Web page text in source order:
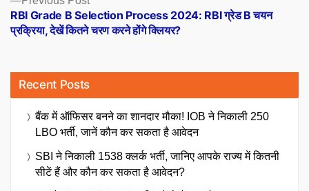
post:
RBI Grade B Selection Process 2024: RBI ग्रेड B चयन
प्रक्रिया, देखें कितने चरण करने होंगे क्लियर?
Recent Posts
बैंक में ऑफिसर बनने का शानदार मौका! IOB ने निकाली 250
LBO भर्ती, जानें कौन कर सकता है आवेदन
SBI ने निकाली 1538 क्लर्क भर्ती, जानिए आपके राज्य में कितनी
सीटें हैं और कौन कर सकता है आवेदन?